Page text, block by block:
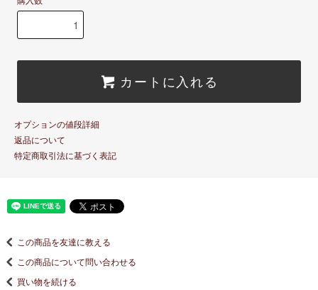
カートに入れる
オプションの値段詳細
返品について
特定商取引法に基づく表記
この商品を友達に教える
この商品について問い合わせる
買い物を続ける